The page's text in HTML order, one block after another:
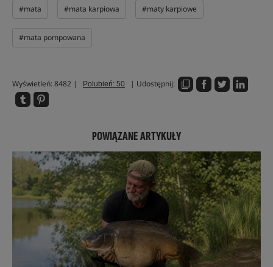
#mata #mata karpiowa #maty karpiowe
#mata pompowana
Wyświetleń: 8482 | Polubień: 50 | Udostępnij:
POWIĄZANE ARTYKUŁY